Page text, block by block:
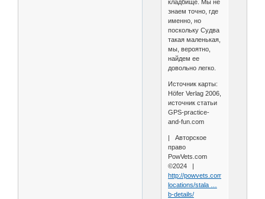
кладбище. Мы не
знаем точно, где
именно, но
поскольку Судва
такая маленькая,
мы, вероятно,
найдем ее
довольно легко.
Источник карты:
Höfer Verlag 2006,
источник статьи
GPS-practice-
and-fun.com
| Авторское
право
PowVets.com
©2024 |
http://powvets.com/camp-
locations/stala …
b-details/